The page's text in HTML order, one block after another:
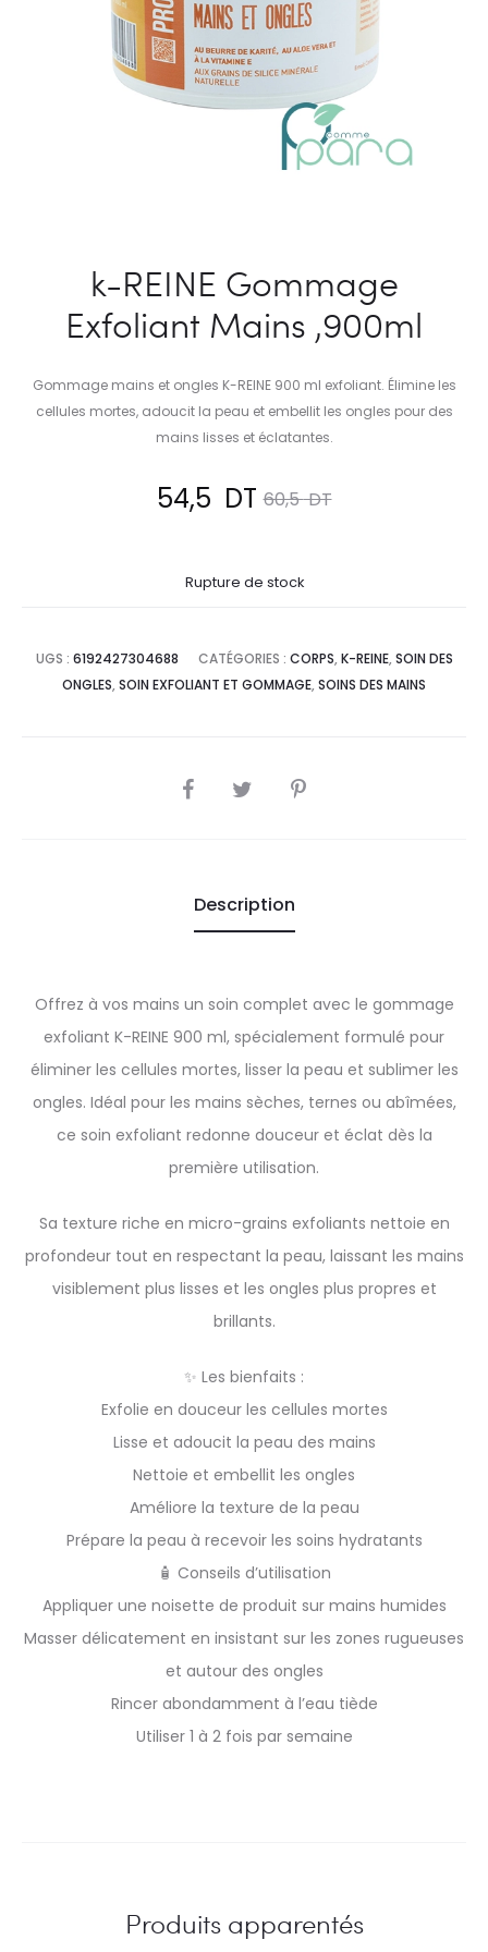
k-REINE Gommage
Exfoliant Mains ,900ml
Gommage mains et ongles K-REINE 900 ml exfoliant. Élimine les
cellules mortes, adoucit la peau et embellit les ongles pour des
mains lisses et éclatantes.
60,5DT
Le
initial
était :
54,5 DT
est :
Rupture de stock
UGS : 6192427304688 CATÉGORIES : CORPS, K-REINE, SOIN DES
ONGLES, SOIN EXFOLIANT ET GOMMAGE, SOINS DES MAINS
SHARE
Description
Offrez à vos mains un soin complet avec le gommage
exfoliant K-REINE 900 ml, spécialement formulé pour
éliminer les cellules mortes, lisser la peau et sublimer les
ongles. Idéal pour les mains sèches, ternes ou abîmées,
ce soin exfoliant redonne douceur et éclat dès la
première utilisation.
Sa texture riche en micro-grains exfoliants nettoie en
profondeur tout en respectant la peau, laissant les mains
visiblement plus lisses et les ongles plus propres et
brillants.
✨ Les bienfaits :
Exfolie en douceur les cellules mortes
Lisse et adoucit la peau des mains
Nettoie et embellit les ongles
Améliore la texture de la peau
Prépare la peau à recevoir les soins hydratants
🧴 Conseils d’utilisation
Appliquer une noisette de produit sur mains humides
Masser délicatement en insistant sur les zones rugueuses
et autour des ongles
Rincer abondamment à l’eau tiède
Utiliser 1 à 2 fois par semaine
Produits apparentés